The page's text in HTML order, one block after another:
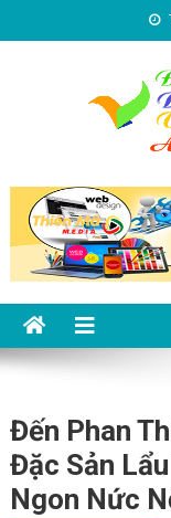
Địa danh
Đến Phan
Đặc Sản
Ngon Nức